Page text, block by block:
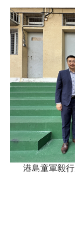
港島童軍毅